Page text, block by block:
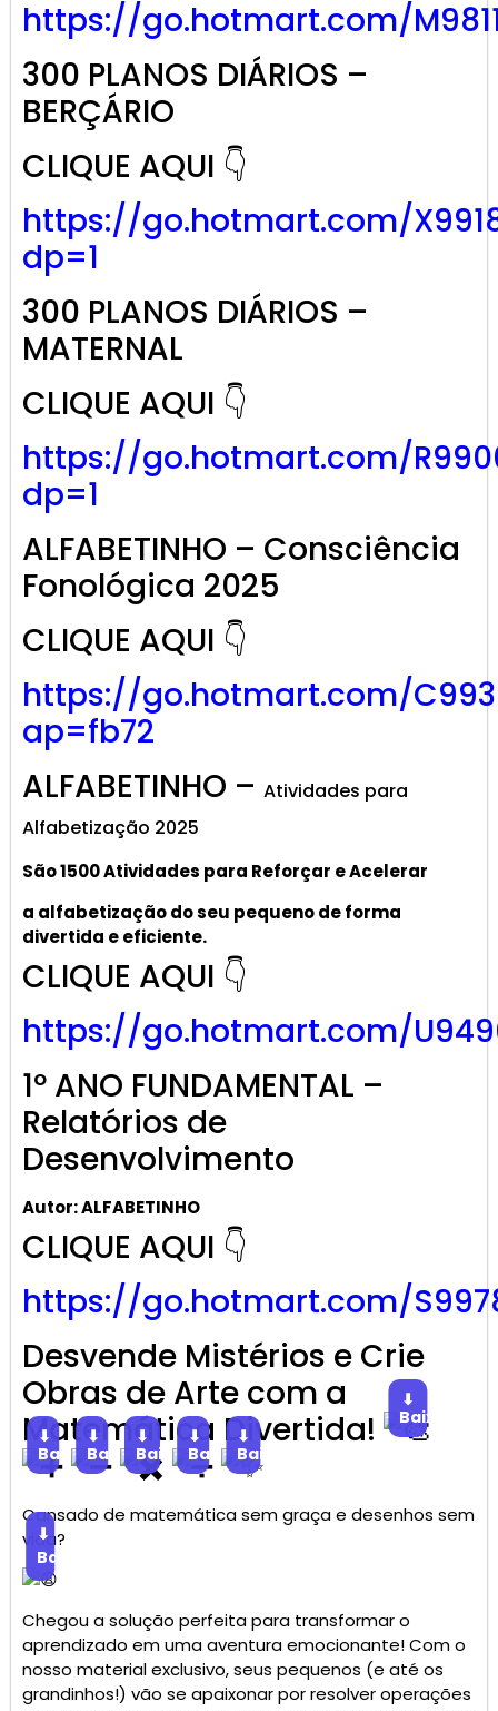
https://go.hotmart.com/
300 PLANOS DIÁRIOS –
BERÇÁRIO
CLIQUE AQUI 👇
https://go.hotmart.com/
dp=1
300 PLANOS DIÁRIOS –
MATERNAL
CLIQUE AQUI 👇
https://go.hotmart.com/
dp=1
ALFABETINHO – Consciência
Fonológica 2025
CLIQUE AQUI 👇
https://go.hotmart.com/
ap=fb72
ALFABETINHO – Atividades para
Alfabetização 2025
São 1500 Atividades para Reforçar e Acelerar
a alfabetizaçãodo seu pequeno de forma
divertida e eficiente.
CLIQUE AQUI 👇
https://go.hotmart.com/
1º ANO FUNDAMENTAL –
Relatórios de
Desenvolvimento
Autor: ALFABETINHO
CLIQUE AQUI 👇
https://go.hotmart.com/
Desvende Mistérios e Crie
Obras de Arte com a
Matemática Divertida!
⬇
Baixar
⬇
Baixar
⬇
Baixar
⬇
Baixar
⬇
Baixar
⬇
Baixar
Cansado de matemática sem graça e desenhos sem
vida?
⬇
Baixar
Chegou a solução perfeita para transformar o
aprendizado em uma aventura emocionante! Com o
nosso material exclusivo, seus pequenos (e até os
grandinhos!) vão se apaixonar por resolver operações